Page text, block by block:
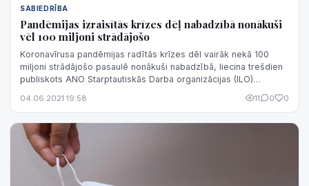
SABIEDRĪBA
Pandēmijas izraisītās krīzes dēļ nabadzībā nonākuši
vēl 100 miljoni strādājošo
Koronavīrusa pandēmijas radītās krīzes dēl vairāk nekā 100
miljoni strādājošo pasaulē nonākuši nabadzībā, liecina trešdien
publiskots ANO Starptautiskās Darba organizācijas (ILO)
04.06.2021 19:58 11 0 0